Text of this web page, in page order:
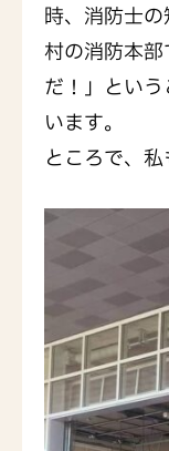
時、消防士
村の消防本
だ！」とい
います。
ところで、